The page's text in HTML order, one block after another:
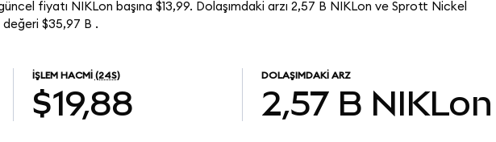
fiyatı NIKLon başına $13,99. Dolaşımdaki arzı 2,57 B NIKLon ve Sprott Nickel
$35,97 B .
İŞLEM HACMI (24S)
$19,88
DOLAŞIMDAKI ARZ
2,57 B NIKLon